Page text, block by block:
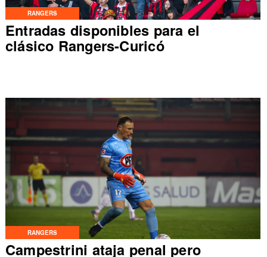
RANGERS
Entradas disponibles para el
clásico Rangers-Curicó
RANGERS
Campestrini ataja penal pero